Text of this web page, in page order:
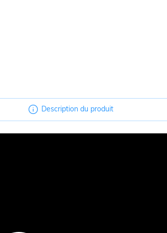
 Description du produit